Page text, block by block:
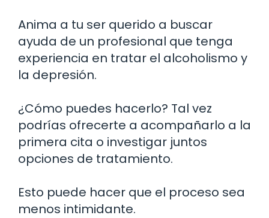
Anima a tu ser querido a buscar
ayuda de un profesional que tenga
experiencia en tratar el alcoholismo y
la depresión.
¿Cómo puedes hacerlo? Tal vez
podrías ofrecerte a acompañarlo a la
primera cita o investigar juntos
opciones de tratamiento.
Esto puede hacer que el proceso sea
menos intimidante.